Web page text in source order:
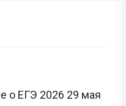
о ЕГЭ 2026 29 мая